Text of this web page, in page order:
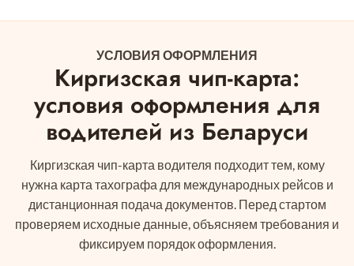
УСЛОВИЯ ОФОРМЛЕНИЯ
Киргизская чип-карта:
условия оформления для
водителей из Беларуси
Киргизская чип-карта водителя подходит тем, кому
нужна карта тахографа для международных рейсов и
дистанционная подача документов. Перед стартом
проверяем исходные данные, объясняем требования и
фиксируем порядок оформления.